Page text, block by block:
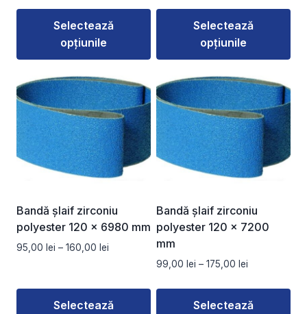
produsului.
produsului.
prețuri:
45,00 lei
până
Selectează
opțiunile
produs
are
mai
multe
variații.
Opțiunile
fi
alese
pagina
prețuri:
90,00 lei
Selectează
opțiunile
produs
are
mai
multe
variații.
Opțiunile
fi
alese
în
produsului.
Bandă șlaif zirconiu
polyester 120 x 6980 mm
95,00 lei – 160,00 lei
95,00 lei
până
Selectează
Bandă șlaif zirconiu
polyester 120 x 7200
mm
99,00 lei – 175,00 lei
prețuri:
99,00 lei
Selectează